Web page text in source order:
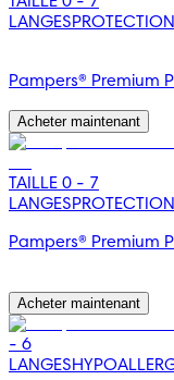
LANGES
Pampers® Premium
Acheter maintenant
TAILLE 0 - 7
LANGES
Pampers® Premium
Acheter maintenant
- 6
LANGES